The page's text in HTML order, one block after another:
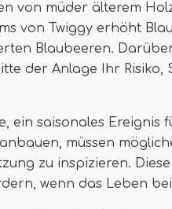
von müder älterem
von Twiggy erhöht
Blaubeeren.
der Anlage Ihr
ein saisonales Ereignis
müssen
zu inspizieren.
wenn das Leben